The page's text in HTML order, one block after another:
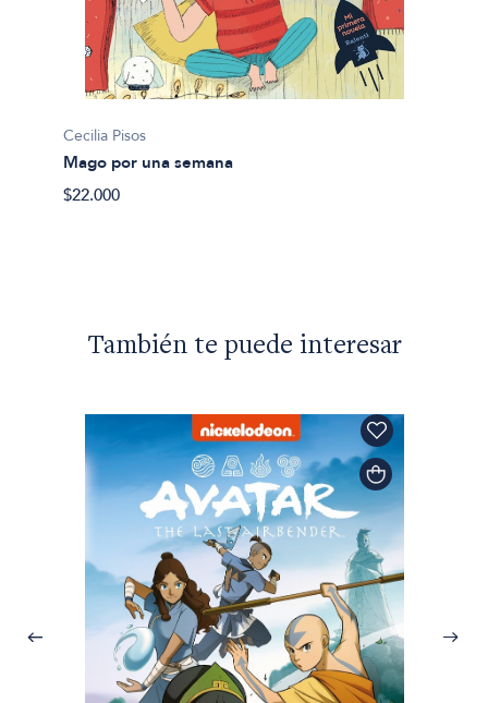
Cecilia Pisos
Mago por una semana
$22.000
También te puede interesar